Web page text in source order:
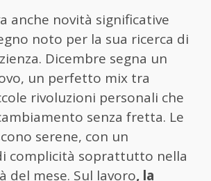
anche novità significative
noto per la sua ricerca di
Dicembre segna un
un perfetto mix tra
rivoluzioni personali che
senza fretta. Le
serene, con un
complicità soprattutto nella
del mese. Sul lavoro, la